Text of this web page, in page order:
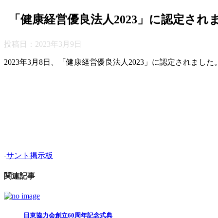
「健康経営優良法人2023」に認定され
投稿日： 2023年3月9日
2023年3月8日、「健康経営優良法人2023」に認定されました。
-サント掲示板
関連記事
日東協力会創立60周年記念式典